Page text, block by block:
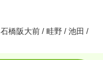
石橋阪大前 / 畦野 / 池田 /